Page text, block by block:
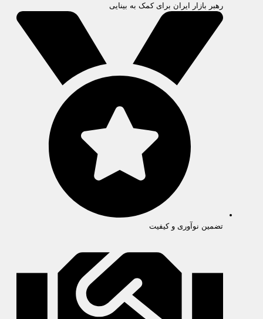
رهبر بازار ایران برای کمک به بینایی
تضمین نوآوری و کیفیت